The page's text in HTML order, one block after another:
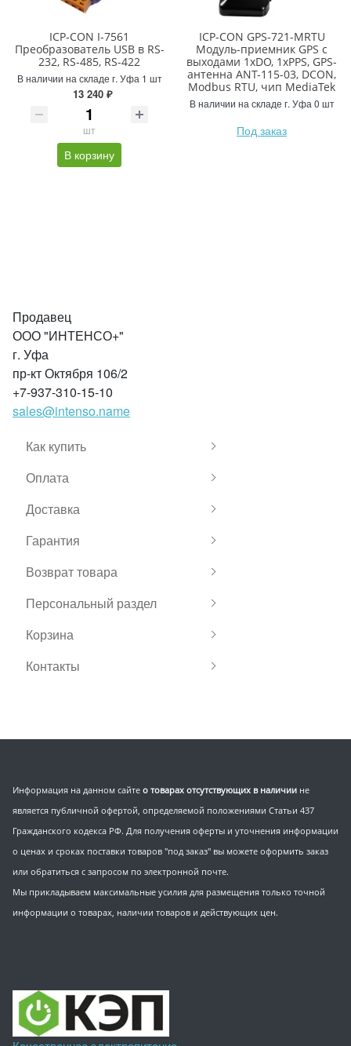
ICP-CON I-7561
Преобразователь USB в RS-
232, RS-485, RS-422
В наличии на складе г. Уфа 1 шт
13 240 ₽
шт
В корзину
ICP-CON GPS-721-MRTU
Модуль-приемник GPS с
выходами 1xDO, 1xPPS, GPS-
антенна ANT-115-03, DCON,
Modbus RTU, чип MediaTek
В наличии на складе г. Уфа 0 шт
Под заказ
Продавец
ООО "ИНТЕНСО+"
г. Уфа
пр-кт Октября 106/2
+7-937-310-15-10
sales@intenso.name
Как купить
Оплата
Доставка
Гарантия
Возврат товара
Персональный раздел
Корзина
Контакты
Информация на данном сайте о товарах отсутствующих в наличии не
является публичной офертой, определяемой положениями Статьи 437
Гражданского кодекса РФ. Для получения оферты и уточнения информации
о ценах и сроках поставки товаров "под заказ" вы можете оформить заказ
или обратиться с запросом по электронной почте.
Мы прикладываем максимальные усилия для размещения только точной
информации о товарах, наличии товаров и действующих цен.